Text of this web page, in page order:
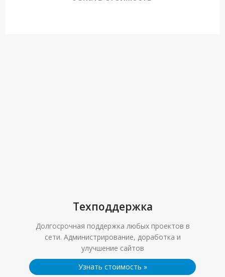
Техподдержка
Долгосрочная поддержка любых проектов в
сети. Администрирование, доработка и
улучшение сайтов
Узнать стоимость »